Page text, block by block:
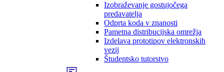
Izobraževanje gostujočega
predavatelja
Odprta koda v znanosti
Pametna distribucijska omrežja
Izdelava prototipov elektronskih
vezij
Študentsko tutorstvo